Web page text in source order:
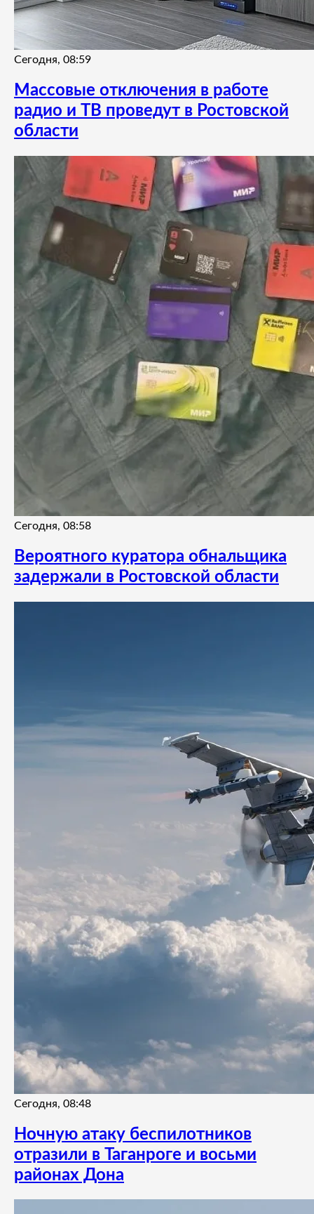
Сегодня, 08:59
Массовые отключения в работе
радио и ТВ проведут в Ростовской
области
Сегодня, 08:58
Вероятного куратора обнальщика
задержали в Ростовской области
Сегодня, 08:48
Ночную атаку беспилотников
отразили в Таганроге и восьми
районах Дона